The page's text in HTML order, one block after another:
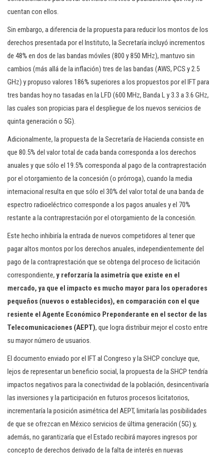
cuentan con ellos.
Sin embargo, a diferencia de la propuesta para reducir los montos de los
derechos presentada por el Instituto, la Secretaría incluyó incrementos
de 48% en dos de las bandas móviles (800 y 850 MHz), mantuvo sin
cambios (más allá de la inflación) tres de las bandas (AWS, PCS y 2.5
GHz) y propuso valores 186% superiores a los propuestos por el IFT para
tres bandas hoy no tasadas en la LFD (600 MHz, Banda L y 3.3 a 3.6 GHz,
las cuales son propicias para el despliegue de los nuevos servicios de
quinta generación o 5G).
Adicionalmente, la propuesta de la Secretaría de Hacienda consiste en
que 80.5% del valor total de cada banda corresponda a los derechos
anuales y que sólo el 19.5% corresponda al pago de la contraprestación
por el otorgamiento de la concesión (o prórroga), cuando la media
internacional resulta en que sólo el 30% del valor total de una banda de
espectro radioeléctrico corresponde a los pagos anuales y el 70%
restante a la contraprestación por el otorgamiento de la concesión.
Este hecho inhibiría la entrada de nuevos competidores al tener que
pagar altos montos por los derechos anuales, independientemente del
pago de la contraprestación que se obtenga del proceso de licitación
correspondiente, y reforzaría la asimetría que existe en el
mercado, ya que el impacto es mucho mayor para los operadores
pequeños (nuevos o establecidos), en comparación con el que
resiente el Agente Económico Preponderante en el sector de las
Telecomunicaciones (AEPT), que logra distribuir mejor el costo entre
su mayor número de usuarios.
El documento enviado por el IFT al Congreso y la SHCP concluye que,
lejos de representar un beneficio social, la propuesta de la SHCP tendría
impactos negativos para la conectividad de la población, desincentivaría
las inversiones y la participación en futuros procesos licitatorios,
incrementaría la posición asimétrica del AEPT, limitaría las posibilidades
de que se ofrezcan en México servicios de última generación (5G) y,
además, no garantizaría que el Estado recibirá mayores ingresos por
concepto de derechos derivado de la falta de interés en nuevas